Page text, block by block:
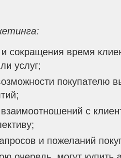
и сокращения время
услуг;
покупателю
взаимоотношений с
и пожеланий